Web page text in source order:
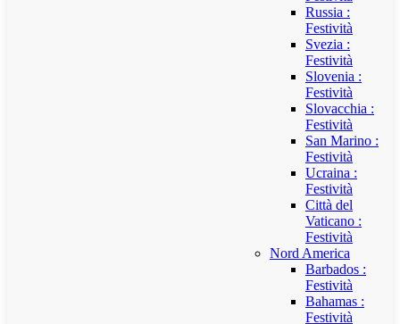
Russia :
Festività
Svezia :
Festività
Slovenia :
Festività
Slovacchia :
Festività
San Marino :
Festività
Ucraina :
Festività
Città del
Vaticano :
Festività
Nord America
Barbados :
Festività
Bahamas :
Festività